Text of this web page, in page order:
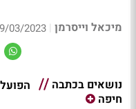
מיכאל וייסרמן |
03/2023 06:53
נושאים בכתבה
חיפה